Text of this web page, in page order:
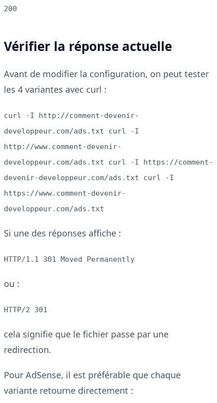
200
Vérifier la réponse actuelle
Avant de modifier la configuration, on peut tester
les 4 variantes avec curl :
curl -I http://comment-devenir-
developpeur.com/ads.txt curl -I
http://www.comment-devenir-
developpeur.com/ads.txt curl -I https://comment-
devenir-developpeur.com/ads.txt curl -I
https://www.comment-devenir-
developpeur.com/ads.txt
Si une des réponses affiche :
HTTP/1.1 301 Moved Permanently
ou :
HTTP/2 301
cela signifie que le fichier passe par une
redirection.
Pour AdSense, il est préférable que chaque
variante retourne directement :